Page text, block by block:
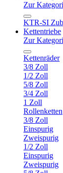
Zur
KTR-SI
Kettentriebe
Zur
Kettenräder
3/8 Zoll
1/2 Zoll
5/8 Zoll
3/4 Zoll
1 Zoll
Rollenketten
3/8 Zoll
Einspurig
Zweispurig
1/2 Zoll
Einspurig
Zweispurig